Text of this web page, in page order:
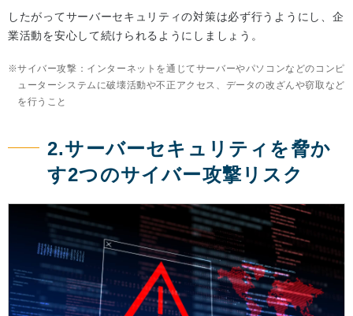
したがってサーバーセキュリティの対策は必ず行うようにし、企
業活動を安心して続けられるようにしましょう。
サイバー攻撃：インターネットを通じてサーバーやパソコンなどのコンピ
ューターシステムに破壊活動や不正アクセス、データの改ざんや窃取など
を行うこと
2.サーバーセキュリティを脅か
す2つのサイバー攻撃リスク